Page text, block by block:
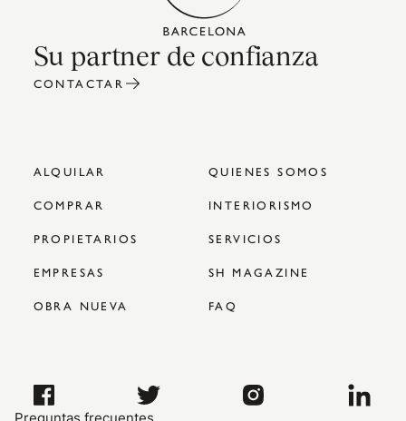
Su partner de confianza
CONTACTAR
ALQUILAR
QUIENES SOMOS
COMPRAR
INTERIORISMO
PROPIETARIOS
SERVICIOS
EMPRESAS
SH MAGAZINE
OBRA NUEVA
FAQ